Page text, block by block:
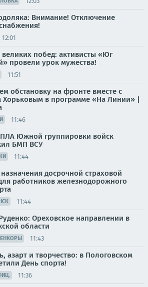
Внимание! Отключение
12:01
великих побед: активисты «Юг
провели урок мужества!
11:51
обстановку на фронте вместе с
Хорьковым в программе «На Линии» |
11:46
Южной группировки войск
БМП ВСУ
11:44
досрочной страховой
работников железнодорожного
11:44
Ореховское направлении в
области
11:43
азарт и творчество: в Пологовском
День спорта!
11:36